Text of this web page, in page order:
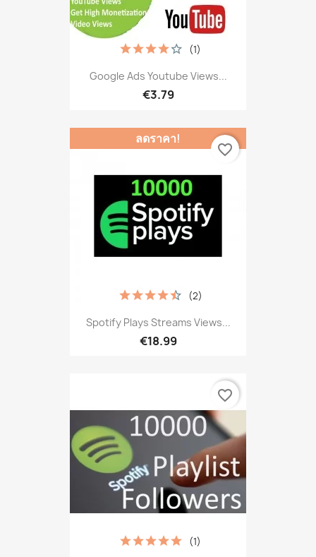
Google Ads Youtube Views...
€3.79
(1)
Spotify Plays Streams Views...
€18.99
(2)
ลดราคา!
favorite_border
(1)
favorite_border